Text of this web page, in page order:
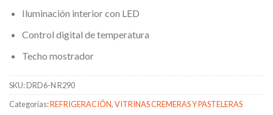
Iluminación interior con LED
Control digital de temperatura
Techo mostrador
SKU:DRD6-N R290
Categorías:REFRIGERACIÓN,VITRINAS CREMERAS Y PASTELERAS